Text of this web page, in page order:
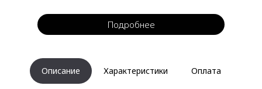
Подробнее
Описание Характеристики Оплата